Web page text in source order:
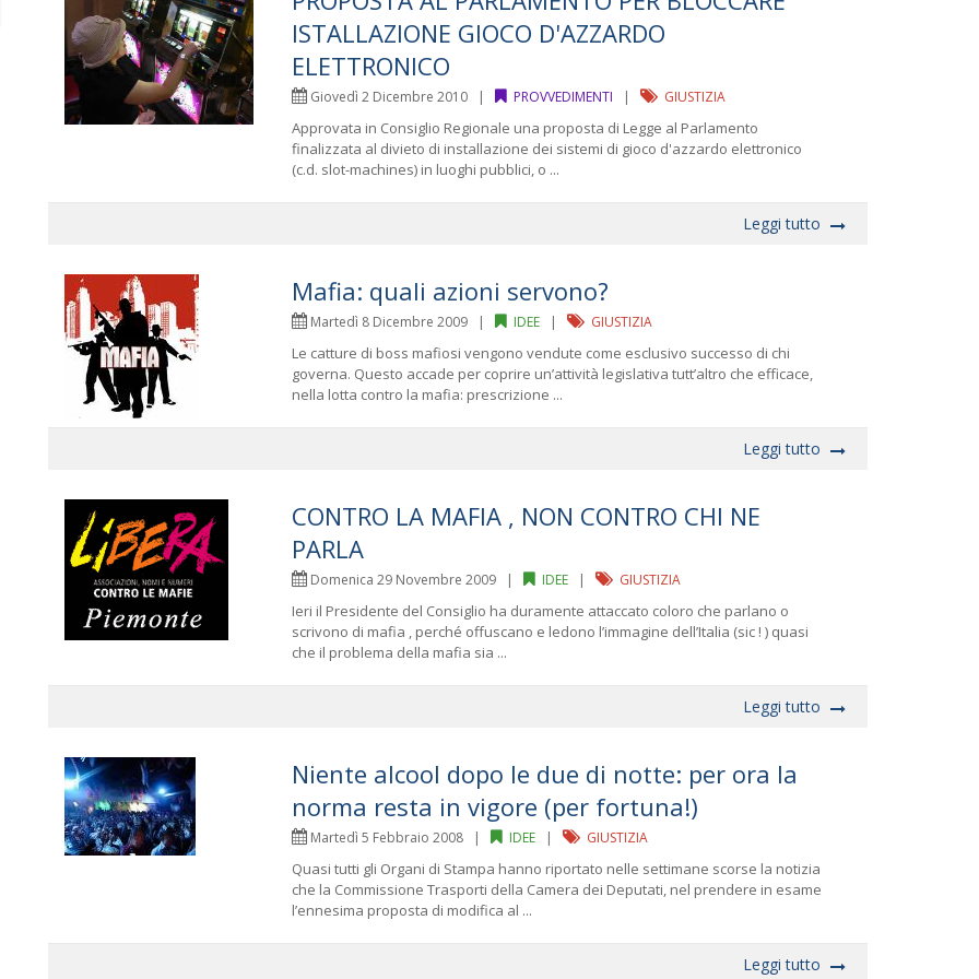
ISTALLAZIONE GIOCO D'AZZARDO
ELETTRONICO
Giovedì 2 Dicembre 2010 | PROVVEDIMENTI | GIUSTIZIA
Approvata in Consiglio Regionale una proposta di Legge al Parlamento
finalizzata al divieto di installazione dei sistemi di gioco d'azzardo elettronico
(c.d. slot-machines) in luoghi pubblici, o ...
Leggi tutto
Mafia: quali azioni servono?
Martedì 8 Dicembre 2009 | IDEE | GIUSTIZIA
Le catture di boss mafiosi vengono vendute come esclusivo successo di chi
governa. Questo accade per coprire un’attività legislativa tutt’altro che efficace,
nella lotta contro la mafia: prescrizione ...
Leggi tutto
CONTRO LA MAFIA , NON CONTRO CHI NE
PARLA
Domenica 29 Novembre 2009 | IDEE | GIUSTIZIA
Ieri il Presidente del Consiglio ha duramente attaccato coloro che parlano o
scrivono di mafia , perché offuscano e ledono l’immagine dell’Italia (sic ! ) quasi
che il problema della mafia sia ...
Leggi tutto
Niente alcool dopo le due di notte: per ora la
norma resta in vigore (per fortuna!)
Martedì 5 Febbraio 2008 | IDEE | GIUSTIZIA
Quasi tutti gli Organi di Stampa hanno riportato nelle settimane scorse la notizia
che la Commissione Trasporti della Camera dei Deputati, nel prendere in esame
l’ennesima proposta di modifica al ...
Leggi tutto